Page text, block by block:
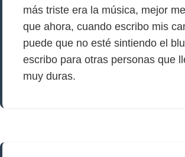
más triste era la música, mejor
que ahora, cuando escribo mis
puede que no esté sintiendo el
escribo para otras personas que
muy duras.